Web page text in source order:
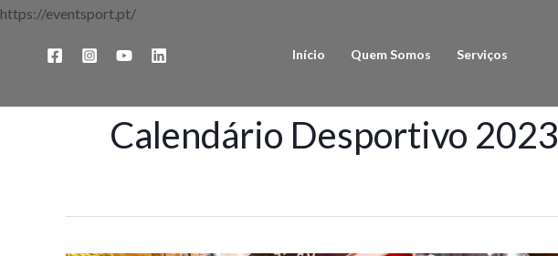
https://eventsport.pt/Skip
content
Início Quem Somos Serviços
Calendário Desportivo 2023